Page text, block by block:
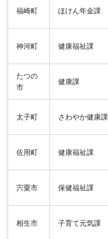
福崎町 ほけん年金課
神河町 健康福祉課
たつの
市
健康課
太子町 さわやか健康課
佐用町 健康福祉課
宍粟市 保健福祉課
相生市 子育て元気課